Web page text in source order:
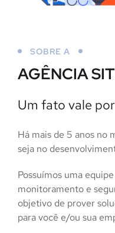
SOBRE A
AGÊNCIA
Um fato vale
Há mais de 5 anos no
seja no
Possuímos uma
monitoramento e
objetivo de prover
para você e/ou sua